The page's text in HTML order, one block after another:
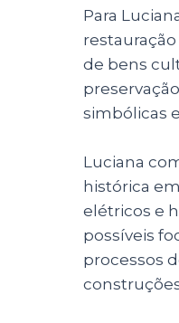
Para
de bens
simbólicas
Luciana
histórica
elétricos e
possíveis
processos